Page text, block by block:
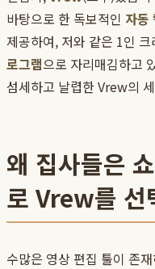
바탕으로 한 독보적인 자동
제공하여, 저와 같은 1인
로그램으로 자리매김하고
섬세하고 날렵한 Vrew의
왜 집사들은
로 Vrew를 선
수많은 영상 편집 툴이 존